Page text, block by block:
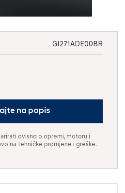
GI271ADE00BR
na popis
ovisno o opremi, motoru i
na tehničke promjene i greške.